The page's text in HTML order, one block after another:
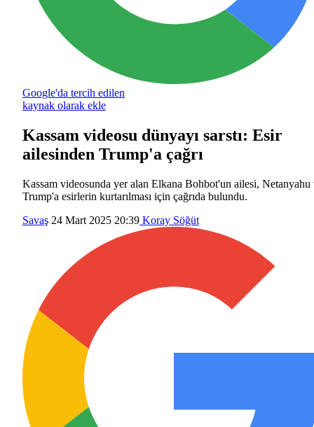
Google'da tercih edilen
kaynak olarak ekle
Kassam videosu dünyayı sarstı: Esir
ailesinden Trump'a çağrı
Kassam videosunda yer alan Elkana Bohbot'un ailesi, Netanyahu
Trump'a esirlerin kurtarılması için çağrıda bulundu.
Savaş 24 Mart 2025 20:39 Koray Söğüt